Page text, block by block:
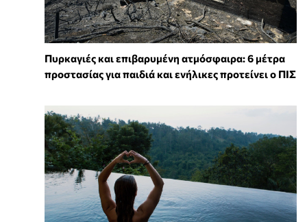
Πυρκαγιές και επιβαρυμένη ατμόσφαιρα: 6 μέτρα
προστασίας για παιδιά και ενήλικες προτείνει ο ΠΙΣ